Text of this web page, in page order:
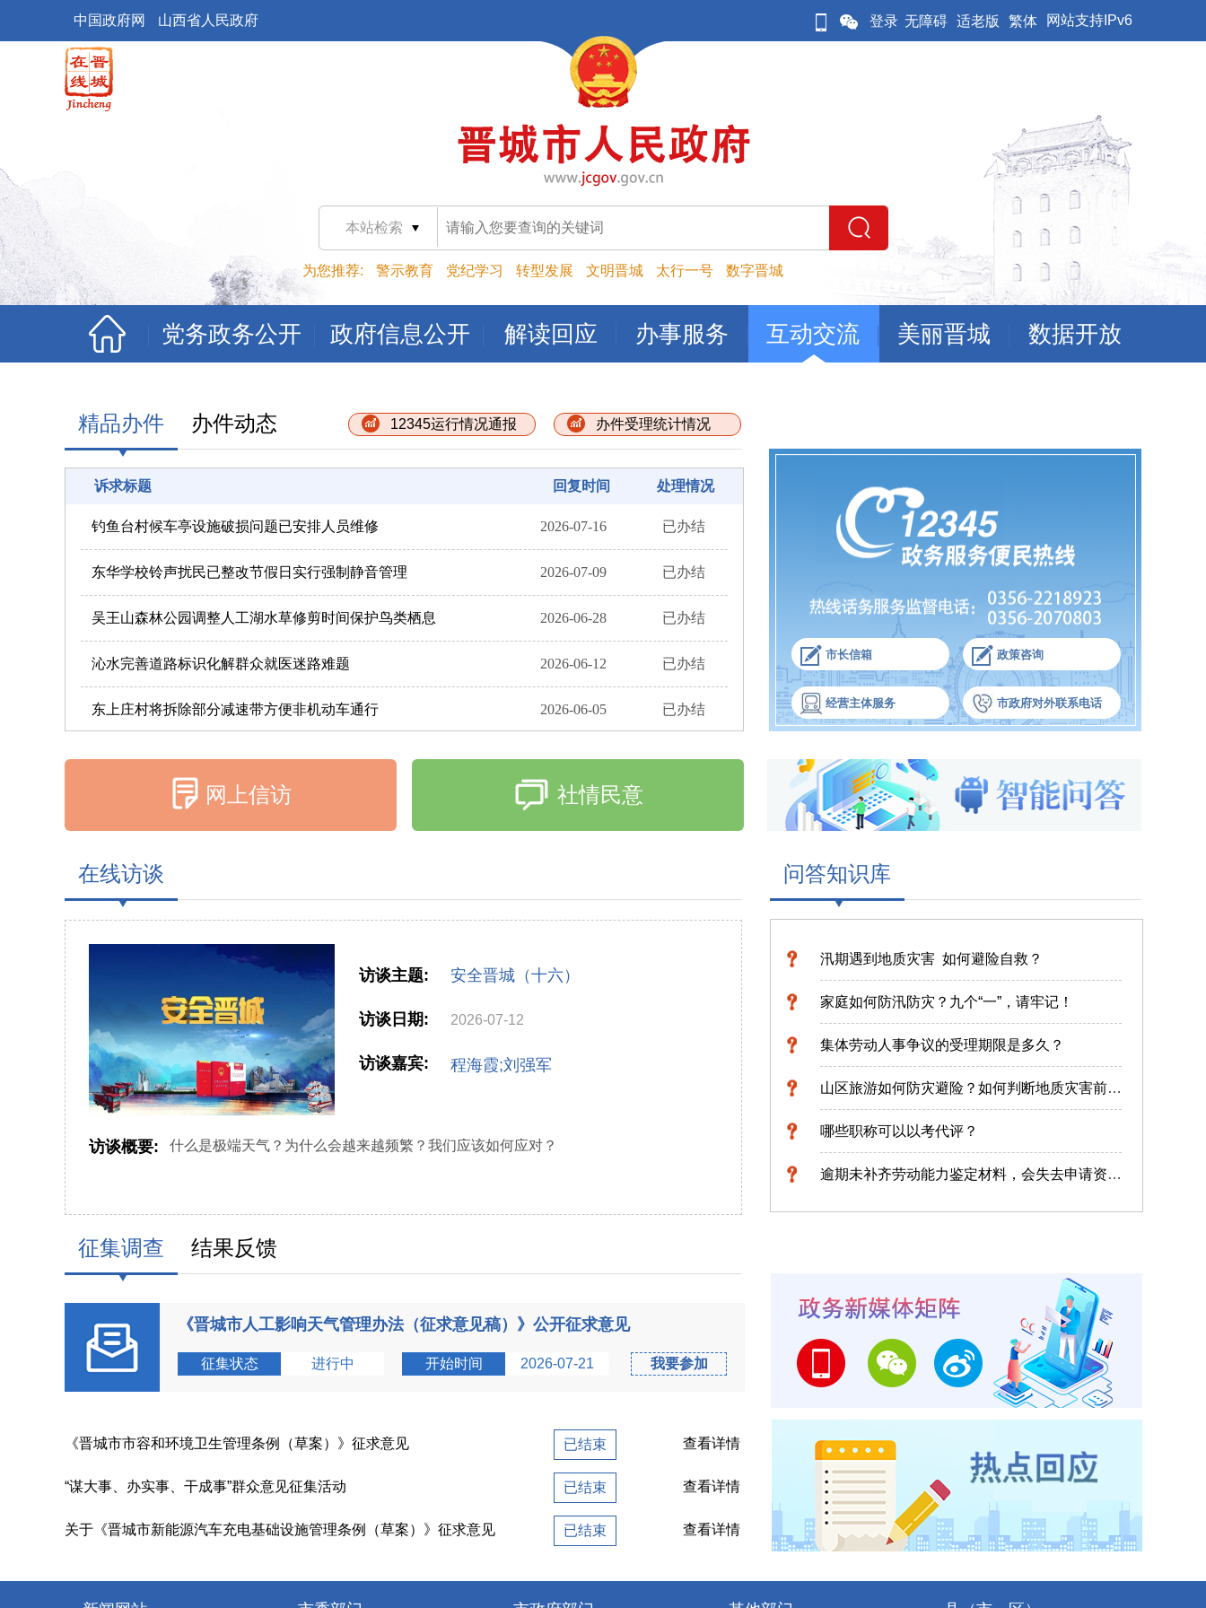
中国政府网 山西省人民政府 登录 无障碍 适老版 繁体 网站支持IPv6
本站检索
为您推荐: 警示教育 党纪学习 转型发展 文明晋城 太行一号 数字晋城
党务政务公开 政府信息公开 解读回应 办事服务 互动交流 美丽晋城 数据开放
市长信箱 政策咨询
经营主体服务 市政府对外联系电话
精品办件 办件动态 办件受理统计情况
12345运行情况通报
回复时间 处理情况
诉求标题
已办结
2026-07-16
钓鱼台村候车亭设施破损问题已安排人员维修
已办结
2026-07-09
东华学校铃声扰民已整改节假日实行强制静音管理
已办结
2026-06-28
吴王山森林公园调整人工湖水草修剪时间保护鸟类栖息
已办结
2026-06-12
沁水完善道路标识化解群众就医迷路难题
已办结
2026-06-05
东上庄村将拆除部分减速带方便非机动车通行
网上信访 社情民意
问答知识库
汛期遇到地质灾害 如何避险自救？
家庭如何防汛防灾？九个“一”，请牢记！
集体劳动人事争议的受理期限是多久？
山区旅游如何防灾避险？如何判断地质灾害前兆？这...
哪些职称可以以考代评？
逾期未补齐劳动能力鉴定材料，会失去申请资格吗？
在线访谈
访谈主题: 安全晋城（十六）
访谈日期: 2026-07-12
访谈嘉宾: 程海霞;刘强军
访谈概要: 什么是极端天气？为什么会越来越频繁？我们应该如何应对？
征集调查 结果反馈
《晋城市人工影响天气管理办法（征求意见稿）》公开征求意见
我要参加
征集状态 进行中 开始时间 2026-07-21
《晋城市市容和环境卫生管理条例（草案）》征求意见 已结束 查看详情
“谋大事、办实事、干成事”群众意见征集活动 已结束 查看详情
关于《晋城市新能源汽车充电基础设施管理条例（草案）》征求意见 已结束 查看详情